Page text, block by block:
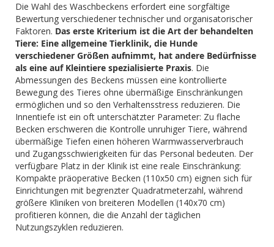
Die Wahl des Waschbeckens erfordert eine sorgfältige
Bewertung verschiedener technischer und organisatorischer
Faktoren. Das erste Kriterium ist die Art der behandelten
Tiere: Eine allgemeine Tierklinik, die Hunde
verschiedener Größen aufnimmt, hat andere Bedürfnisse
als eine auf Kleintiere spezialisierte Praxis. Die
Abmessungen des Beckens müssen eine kontrollierte
Bewegung des Tieres ohne übermäßige Einschränkungen
ermöglichen und so den Verhaltensstress reduzieren. Die
Innentiefe ist ein oft unterschätzter Parameter: Zu flache
Becken erschweren die Kontrolle unruhiger Tiere, während
übermäßige Tiefen einen höheren Warmwasserverbrauch
und Zugangsschwierigkeiten für das Personal bedeuten. Der
verfügbare Platz in der Klinik ist eine reale Einschränkung:
Kompakte präoperative Becken (110x50 cm) eignen sich für
Einrichtungen mit begrenzter Quadratmeterzahl, während
größere Kliniken von breiteren Modellen (140x70 cm)
profitieren können, die die Anzahl der täglichen
Nutzungszyklen reduzieren.